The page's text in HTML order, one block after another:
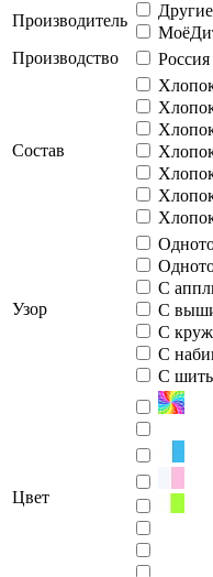
Производитель
Производство
Россия
Состав
Узор
С
С
С
С
С
Цвет